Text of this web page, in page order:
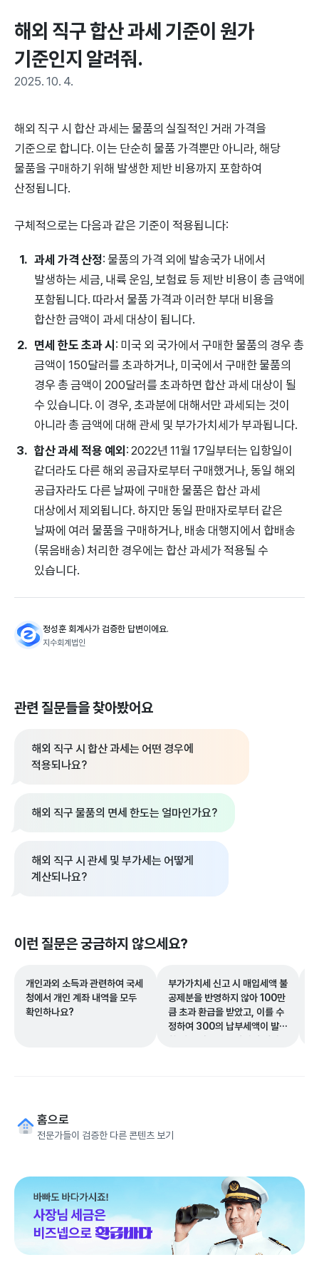
해외 직구 합산 과세 기준이 원가
기준인지 알려줘.
2025. 10. 4.
해외 직구 시 합산 과세는 물품의 실질적인 거래 가격을
기준으로 합니다. 이는 단순히 물품 가격뿐만 아니라, 해당
물품을 구매하기 위해 발생한 제반 비용까지 포함하여
산정됩니다.
구체적으로는 다음과 같은 기준이 적용됩니다:
과세 가격 산정: 물품의 가격 외에 발송국가 내에서
발생하는 세금, 내륙 운임, 보험료 등 제반 비용이 총 금액에
포함됩니다. 따라서 물품 가격과 이러한 부대 비용을
합산한 금액이 과세 대상이 됩니다.
면세 한도 초과 시: 미국 외 국가에서 구매한 물품의 경우 총
금액이 150달러를 초과하거나, 미국에서 구매한 물품의
경우 총 금액이 200달러를 초과하면 합산 과세 대상이 될
수 있습니다. 이 경우, 초과분에 대해서만 과세되는 것이
아니라 총 금액에 대해 관세 및 부가가치세가 부과됩니다.
합산 과세 적용 예외: 2022년 11월 17일부터는 입항일이
같더라도 다른 해외 공급자로부터 구매했거나, 동일 해외
공급자라도 다른 날짜에 구매한 물품은 합산 과세
대상에서 제외됩니다. 하지만 동일 판매자로부터 같은
날짜에 여러 물품을 구매하거나, 배송 대행지에서 합배송
(묶음배송) 처리한 경우에는 합산 과세가 적용될 수
있습니다.
정성훈 회계사가 검증한 답변이에요.
지수회계법인
관련 질문들을 찾아봤어요
해외 직구 시 합산 과세는 어떤 경우에
적용되나요?
해외 직구 물품의 면세 한도는 얼마인가요?
해외 직구 시 관세 및 부가세는 어떻게
계산되나요?
이런 질문은 궁금하지 않으세요?
개인과외 소득과 관련하여 국세
청에서 개인 계좌 내역을 모두
확인하나요?
부가가치세 신고 시 매입세액 불
공제분을 반영하지 않아 100만
큼 초과 환급을 받았고, 이를 수
정하여 300의 납부세액이 발생
한 경우 과소신고 가산세 계산
홈으로
전문가들이 검증한 다른 콘텐츠 보기